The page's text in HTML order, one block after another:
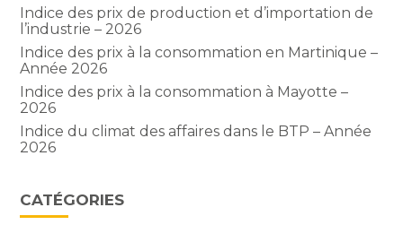
Indice des prix de production et d’importation de
l’industrie – 2026
Indice des prix à la consommation en Martinique –
Année 2026
Indice des prix à la consommation à Mayotte –
2026
Indice du climat des affaires dans le BTP – Année
2026
CATÉGORIES